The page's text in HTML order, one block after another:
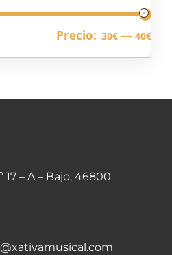
Precio: 30€ — 40€
– A – Bajo, 46800